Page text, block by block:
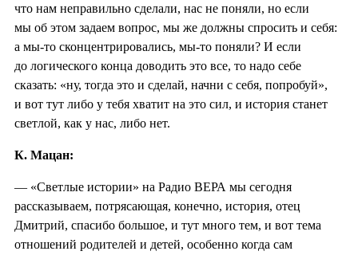
что нам неправильно сделали, нас не поняли, но если
мы об этом задаем вопрос, мы же должны спросить и себя:
а мы-то сконцентрировались, мы-то поняли? И если
до логического конца доводить это все, то надо себе
сказать: «ну, тогда это и сделай, начни с себя, попробуй»,
и вот тут либо у тебя хватит на это сил, и история станет
светлой, как у нас, либо нет.
К. Мацан:
— «Светлые истории» на Радио ВЕРА мы сегодня
рассказываем, потрясающая, конечно, история, отец
Дмитрий, спасибо большое, и тут много тем, и вот тема
отношений родителей и детей, особенно когда сам